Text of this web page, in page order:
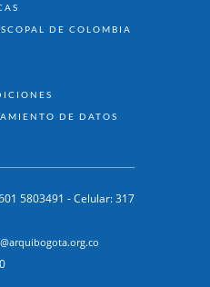
DE COLOMBIA
DE DATOS
5803491 - Celular: 317